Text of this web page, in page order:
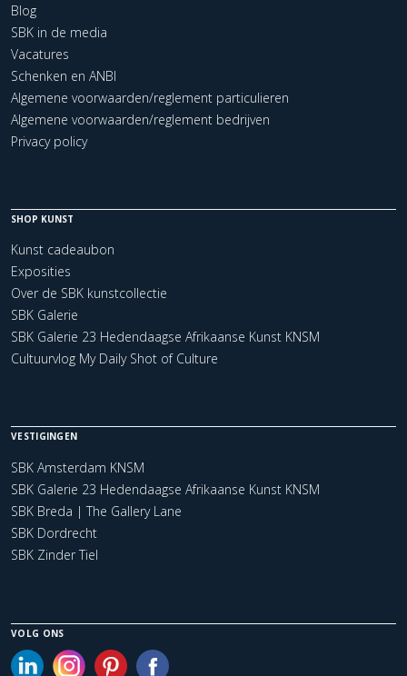
Blog
SBK in de media
Vacatures
Schenken en ANBI
Algemene voorwaarden/reglement particulieren
Algemene voorwaarden/reglement bedrijven
Privacy policy
SHOP KUNST
Kunst cadeaubon
Exposities
Over de SBK kunstcollectie
SBK Galerie
SBK Galerie 23 Hedendaagse Afrikaanse Kunst KNSM
Cultuurvlog My Daily Shot of Culture
VESTIGINGEN
SBK Amsterdam KNSM
SBK Galerie 23 Hedendaagse Afrikaanse Kunst KNSM
SBK Breda | The Gallery Lane
SBK Dordrecht
SBK Zinder Tiel
VOLG ONS